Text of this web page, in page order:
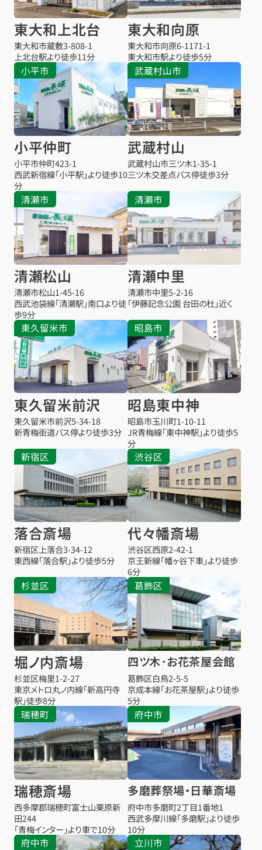
東大和上北台
東大和市蔵敷3-808-1
上北台駅より徒歩11分
東大和向原
東大和市向原6-1171-1
東大和市駅より徒歩5分
小平市
小平仲町
小平市仲町423-1
西武新宿線「小平駅」より徒歩10
分
武蔵村山市
武蔵村山
武蔵村山市三ツ木1-35-1
三ツ木交差点バス停徒歩3分
清瀬市
清瀬松山
清瀬市松山1-45-16
西武池袋線「清瀬駅」南口より徒
歩9分
清瀬市
清瀬中里
清瀬市中里5-2-16
「伊藤記念公園 台田の杜」近く
東久留米市
東久留米前沢
東久留米市前沢5-34-18
新青梅街道バス停より徒歩3分
昭島市
昭島東中神
昭島市玉川町1-10-11
JR青梅線「東中神駅」より徒歩5
分
新宿区
落合斎場
新宿区上落合3-34-12
東西線「落合駅」より徒歩5分
渋谷区
代々幡斎場
渋谷区西原2-42-1
京王新線「幡ヶ谷下車」より徒歩
6分
杉並区
堀ノ内斎場
杉並区梅里1-2-27
東京メトロ丸ノ内線「新高円寺
駅」徒歩8分
葛飾区
四ツ木･お花茶屋会館
葛飾区白鳥2-5-5
京成本線「お花茶屋駅」より徒歩
5分
瑞穂町
瑞穂斎場
西多摩郡瑞穂町富士山栗原新
田244
「青梅インター」より車で10分
府中市
多磨葬祭場・日華斎場
府中市多磨町2丁目1番地1
西武多摩川線「多磨駅」より徒歩
10分
府中市 立川市